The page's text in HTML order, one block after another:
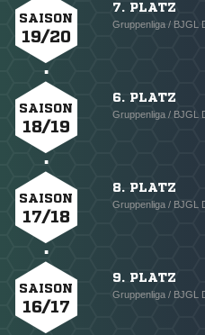
SAISON
19/20
7. PLATZ
Gruppenliga / BJGL
SAISON
18/19
6. PLATZ
Gruppenliga / BJGL
SAISON
17/18
8. PLATZ
Gruppenliga / BJGL
SAISON
16/17
9. PLATZ
Gruppenliga / BJGL